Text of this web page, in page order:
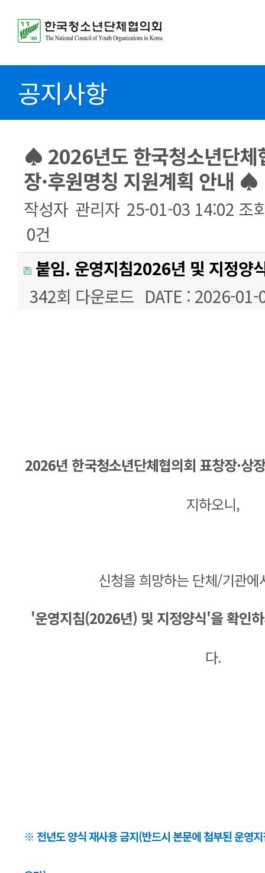
공지사항
♠ 2026년도 한국청소년단체
장·후원명칭 지원계획 안내 ♠
작성자 관리자 25-01-03 14:02 조
0건
붙임. 운영지침2026년 및 지정양
342회 다운로드 DATE : 2026-
2026년 한국청소년단체협의회 표창장·상장
지하오니,
신청을 희망하는 단체/기관
'운영지침(2026년) 및 지정양식'을확인
다.
※ 전년도 양식 재사용 금지(반드시 본문에 첨부된 운영